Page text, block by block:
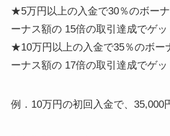
★5万円以上の入金で30％のボー
ーナス額の 15倍の取引達成でゲッ
★10万円以上の入金で35％のボ
ーナス額の 17倍の取引達成でゲッ
例．10万円の初回入金で、35,000